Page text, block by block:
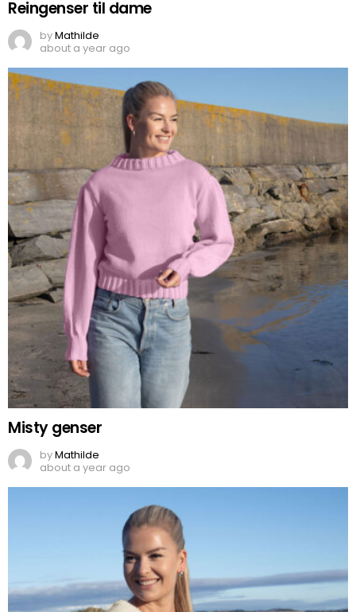
Reingenser til dame
byMathilde
about a year ago
Misty genser
byMathilde
about a year ago